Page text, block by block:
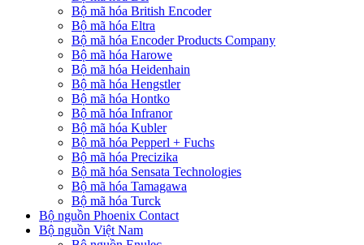
Bộ mã hóa British Encoder
Bộ mã hóa Eltra
Bộ mã hóa Encoder Products Company
Bộ mã hóa Harowe
Bộ mã hóa Heidenhain
Bộ mã hóa Hengstler
Bộ mã hóa Hontko
Bộ mã hóa Infranor
Bộ mã hóa Kubler
Bộ mã hóa Pepperl + Fuchs
Bộ mã hóa Precizika
Bộ mã hóa Sensata Technologies
Bộ mã hóa Tamagawa
Bộ mã hóa Turck
Bộ nguồn Phoenix Contact
Bộ nguồn Việt Nam